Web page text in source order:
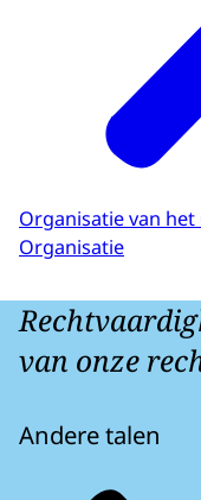
Organisatie van het
Organisatie
van onze
Andere talen